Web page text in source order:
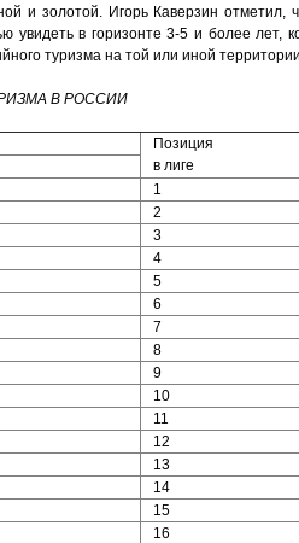
и золотой. Игорь Каверзин отметил,
увидеть в горизонте 3-5 и более лет,
туризма на той или иной
В РОССИИ
Позиция
в лиге
1
2
3
4
5
6
7
8
9
10
11
12
13
14
15
16